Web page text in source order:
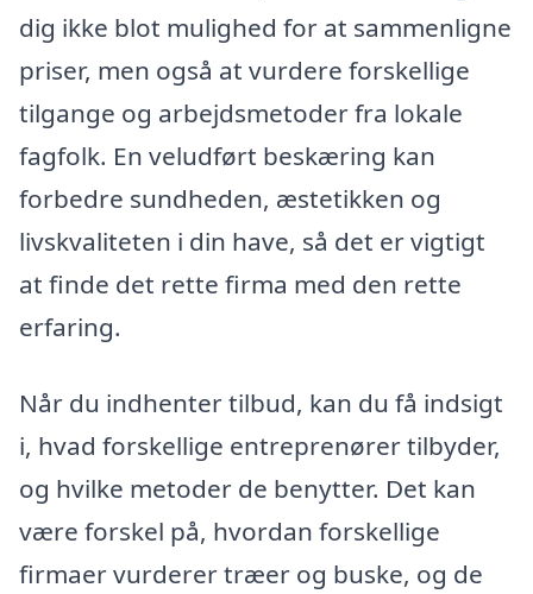
dig ikke blot mulighed for at sammenligne
priser, men også at vurdere forskellige
tilgange og arbejdsmetoder fra lokale
fagfolk. En veludført beskæring kan
forbedre sundheden, æstetikken og
livskvaliteten i din have, så det er vigtigt
at finde det rette firma med den rette
erfaring.
Når du indhenter tilbud, kan du få indsigt
i, hvad forskellige entreprenører tilbyder,
og hvilke metoder de benytter. Det kan
være forskel på, hvordan forskellige
firmaer vurderer træer og buske, og de